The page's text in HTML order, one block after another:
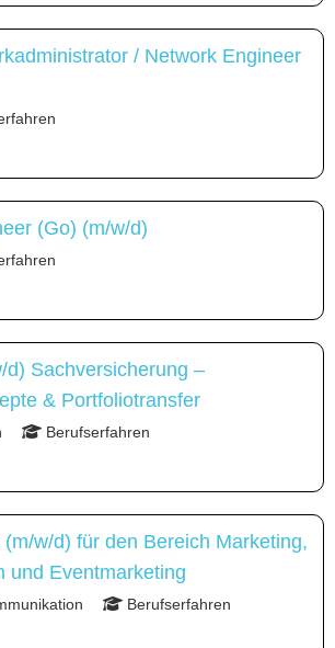
/ Network Engineer
(Go) (m/w/d)
d) Sachversicherung –
& Portfoliotransfer
Berufserfahren
w/d) für den Bereich Marketing,
und Eventmarketing
Berufserfahren